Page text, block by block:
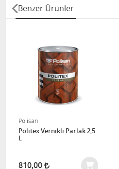
Benzer Ürünler
Polisan
Politex Vernikli Parlak 2,5
L
810,00